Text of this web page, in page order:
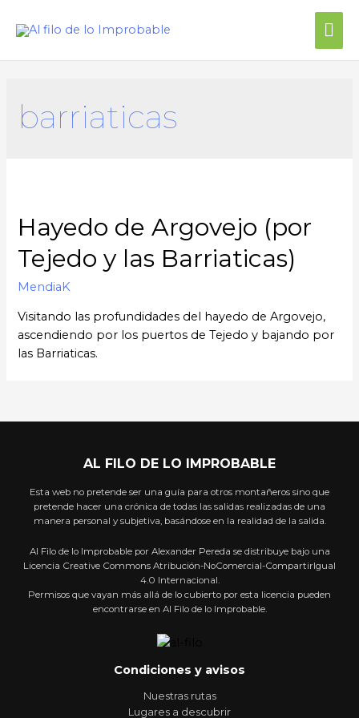
barriaticas
Hayedo de Argovejo (por
Tejedo y las Barriaticas)
MendiaK
Visitando las profundidades del hayedo de Argovejo,
ascendiendo por los puertos de Tejedo y bajando por
las Barriaticas.
AL FILO DE LO IMPROBABLE
Esta web no pretende ser una guía para otros montañeros sino que
pretende hacer una crónica de todas las salidas realizadas de una
manera personal y subjetiva, basándose en la realidad de la salida.
Al Filo de lo Improbable por Alexander Pereda se distribuye bajo una
Licencia Creative Commons Atribución-NoComercial-CompartirIgual
4.0 Internacional.
Permisos que vayan más allá de lo cubierto por esta licencia pueden
encontrarse en Al Filo de lo Improbable.
Condiciones y avisos
Nuestras rutas
Lugares a descubrir